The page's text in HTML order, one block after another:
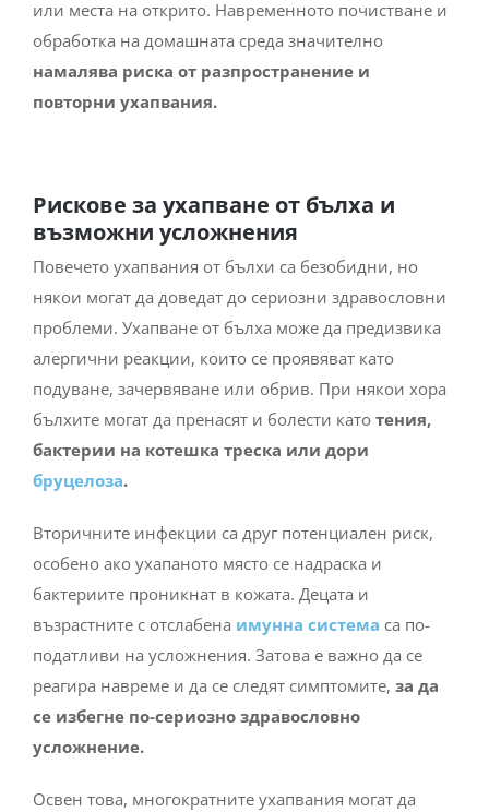
или места на открито. Навременното почистване и
обработка на домашната среда значително
намалява риска от разпространение и
повторни ухапвания.
Рискове за ухапване от бълха и
възможни усложнения
Повечето ухапвания от бълхи са безобидни, но
някои могат да доведат до сериозни здравословни
проблеми. Ухапване от бълха може да предизвика
алергични реакции, които се проявяват като
подуване, зачервяване или обрив. При някои хора
бълхите могат да пренасят и болести като тения,
бактерии на котешка треска или дори
бруцелоза.
Вторичните инфекции са друг потенциален риск,
особено ако ухапаното място се надраска и
бактериите проникнат в кожата. Децата и
възрастните с отслабена имунна система са по-
податливи на усложнения. Затова е важно да се
реагира навреме и да се следят симптомите, за да
се избегне по-сериозно здравословно
усложнение.
Освен това, многократните ухапвания могат да